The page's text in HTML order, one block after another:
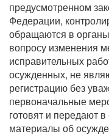
предусмотренном
Федерации,
обращаются в
вопросу изменения
исправительных
осужденных, не
регистрацию без
первоначальные
готовят и передают
материалы об